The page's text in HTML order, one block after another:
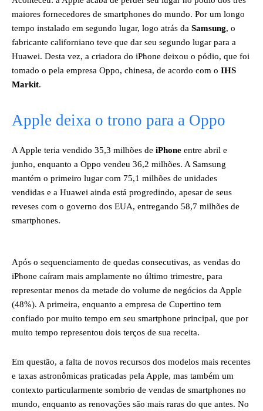
maiores fornecedores de smartphones do mundo. Por um longo
tempo instalado em segundo lugar, logo atrás da Samsung, o
fabricante californiano teve que dar seu segundo lugar para a
Huawei. Desta vez, a criadora do iPhone deixou o pódio, que foi
tomado o pela empresa Oppo, chinesa, de acordo com o IHS
Markit.
Apple deixa o trono para a Oppo
A Apple teria vendido 35,3 milhões de iPhone entre abril e
junho, enquanto a Oppo vendeu 36,2 milhões. A Samsung
mantém o primeiro lugar com 75,1 milhões de unidades
vendidas e a Huawei ainda está progredindo, apesar de seus
reveses com o governo dos EUA, entregando 58,7 milhões de
smartphones.
Após o sequenciamento de quedas consecutivas, as vendas do
iPhone caíram mais amplamente no último trimestre, para
representar menos da metade do volume de negócios da Apple
(48%). A primeira, enquanto a empresa de Cupertino tem
confiado por muito tempo em seu smartphone principal, que por
muito tempo representou dois terços de sua receita.
Em questão, a falta de novos recursos dos modelos mais recentes
e taxas astronômicas praticadas pela Apple, mas também um
contexto particularmente sombrio de vendas de smartphones no
mundo, enquanto as renovações são mais raras do que antes. No